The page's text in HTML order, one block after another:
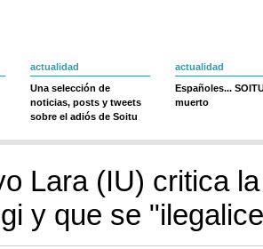
actualidad
Una selección de
noticias, posts y tweets
sobre el adiós de Soitu
actualidad
Españoles...
muerto
Lara (IU) critica
y que se